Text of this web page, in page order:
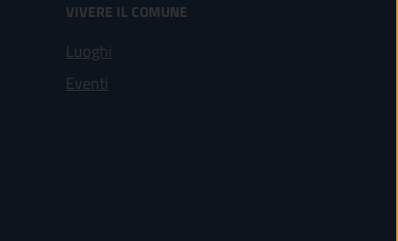
VIVERE IL COMUNE
Luoghi
Eventi